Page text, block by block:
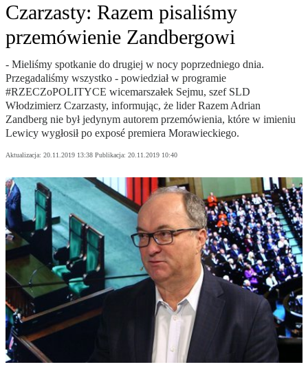
Czarzasty: Razem pisaliśmy
przemówienie Zandbergowi
- Mieliśmy spotkanie do drugiej w nocy poprzedniego dnia.
Przegadaliśmy wszystko - powiedział w programie
#RZECZoPOLITYCE wicemarszałek Sejmu, szef SLD
Włodzimierz Czarzasty, informując, że lider Razem Adrian
Zandberg nie był jedynym autorem przemówienia, które w imieniu
Lewicy wygłosił po exposé premiera Morawieckiego.
Aktualizacja: 20.11.2019 13:38 Publikacja: 20.11.2019 10:40